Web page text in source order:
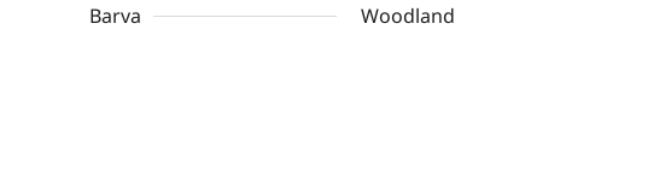
Barva
Woodland